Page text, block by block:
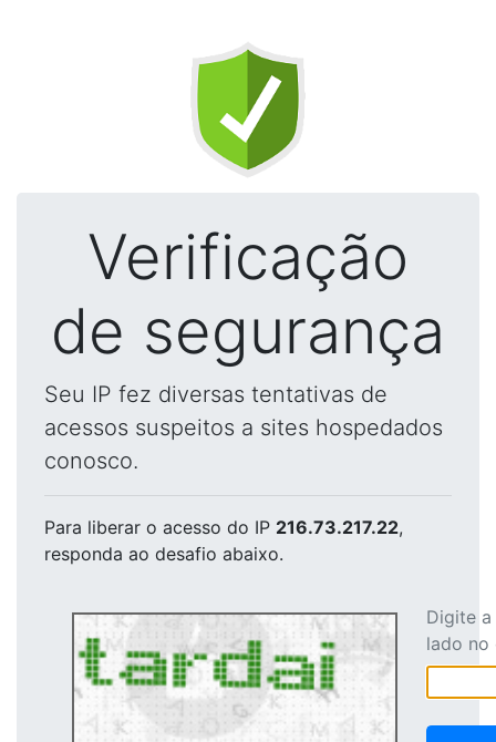
Verificação
de segurança
Seu IP fez diversas tentativas de
acessos suspeitos a sites hospedados
conosco.
Para liberar o acesso do IP 216.73.217.22,
responda ao desafio abaixo.
Digite
lado no